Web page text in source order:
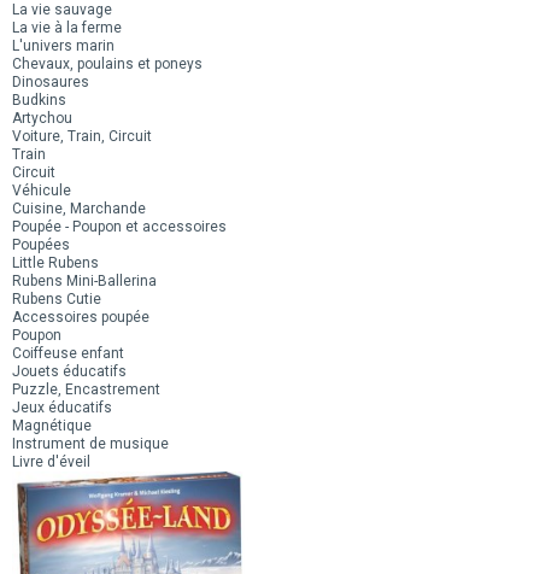
La vie sauvage
La vie à la ferme
L'univers marin
Chevaux, poulains et poneys
Dinosaures
Budkins
Artychou
Voiture, Train, Circuit
Train
Circuit
Véhicule
Cuisine, Marchande
Poupée - Poupon et accessoires
Poupées
Little Rubens
Rubens Mini-Ballerina
Rubens Cutie
Accessoires poupée
Poupon
Coiffeuse enfant
Jouets éducatifs
Puzzle, Encastrement
Jeux éducatifs
Magnétique
Instrument de musique
Livre d'éveil